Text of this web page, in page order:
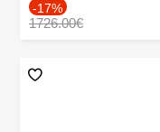
-17%
1726.00€